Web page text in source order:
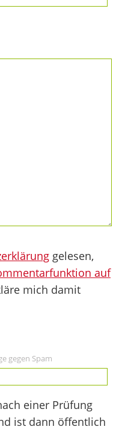
gelesen,
auf
mich damit
gegen Spam
einer Prüfung
ist dann öffentlich